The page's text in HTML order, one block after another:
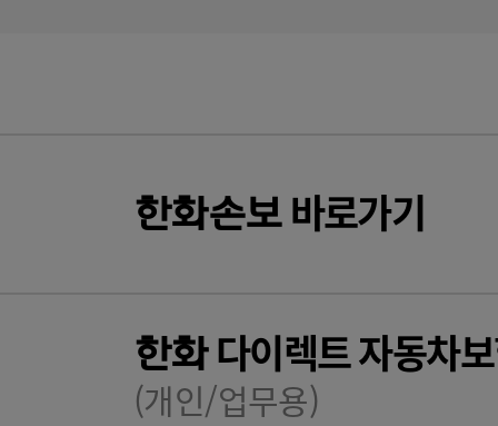
한화손보바로가기
한화다이렉트 자동차
(개인/업무용)